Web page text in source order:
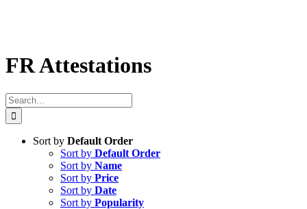
FR Attestations
Search
for:
Sort by Default Order
Sort by Default Order
Sort by Name
Sort by Price
Sort by Date
Sort by Popularity